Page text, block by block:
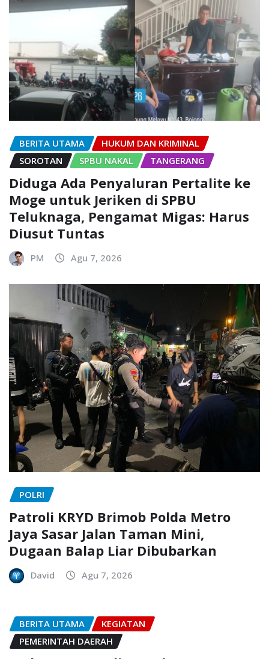
BERITA UTAMA
HUKUM DAN KRIMINAL
SOROTAN
SPBU NAKAL TANGERANG
Diduga Ada Penyaluran Pertalite ke
Moge untuk Jeriken di SPBU
Teluknaga, Pengamat Migas: Harus
Diusut Tuntas
PM Agu 7, 2026
POLRI
Patroli KRYD Brimob Polda Metro
Jaya Sasar Jalan Taman Mini,
Dugaan Balap Liar Dibubarkan
David Agu 7, 2026
BERITA UTAMA
KEGIATAN
PEMERINTAH DAERAH